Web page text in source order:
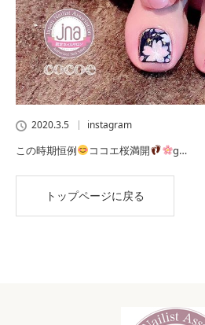
2020.3.5 instagram
この時期恒例 ココエ桜満開 ɡ…
トップページに戻る